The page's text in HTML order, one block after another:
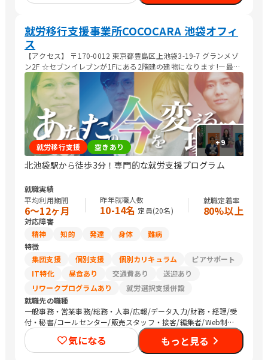
就労移行支援事業所COCOCARA 池袋オフィ
ス
【アクセス】 〒170-0012 東京都豊島区上池袋3-19-7 グランメゾ
ン2F ☆セブンイレブンが1Fにある2階建の建物になります !ー最寄
駅ー 東武東上線 北池袋駅 より徒歩3min JP埼京線 板橋駅 より徒
歩10min
+9
就労移行支援 空きあり
北池袋駅から徒歩3分！専門的な就労支援プログラム
就職実績
平均利用期間
6〜12ヶ月
昨年就職人数
10-14名 定員(20名)
就職定着率
80%以上
対応障害
精神
知的 発達 身体
難病
特徴
集団支援
個別支援 個別カリキュラム
ピアサポート
IT特化
昼食あり 交通費あり
送迎あり
リワークプログラムあり
就労選択支援併設
就職先の職種
一般事務・営業事務/総務・人事/広報/データ入力/財務・経理/受
付・秘書/コールセンター/販売スタッフ・接客/編集者/Web制作/
その他クリエイティブ/デザイナー/ライター/SEプログラマ/CAD
オペレーター/介護職員・ヘルパー/保育士/農作業/マーケティン
グ・広告関連
気になる もっと見る